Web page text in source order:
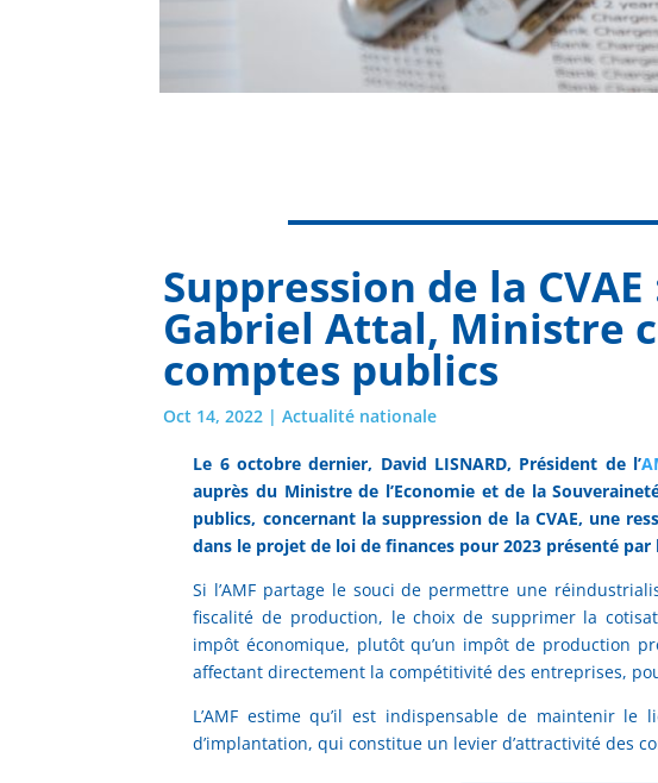
Suppression de la CVAE
Gabriel Attal, Ministre
comptes publics
Oct 14, 2022 |Actualité nationale
Le 6 octobre dernier, David LISNARD, Président de l’
auprès du Ministre de l’Economie et de la
publics, concernant la suppression de la CVAE, une
dans le projet de loi de finances pour 2023 présenté
Si l’AMF partage le souci de permettre une
fiscalité de production, le choix de supprimer la
impôt économique, plutôt qu’un impôt de production
affectant directement la compétitivité des entreprises,
L’AMF estime qu’il est indispensable de maintenir
d’implantation, qui constitue un levier d’attractivité des